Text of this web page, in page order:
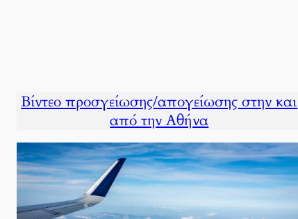
Βίντεο προσγείωσης/απογείωσης στην και
από την Αθήνα